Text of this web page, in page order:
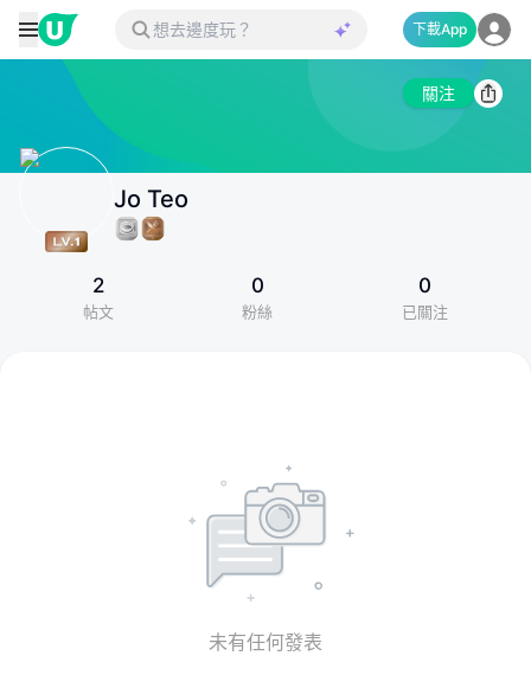
下載App
關注
Jo Teo
2
帖文
0
粉絲
0
已關注
未有任何發表